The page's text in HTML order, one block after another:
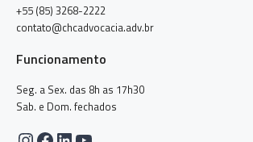
+55 (85) 3268-2222
contato@chcadvocacia.adv.br
Funcionamento
Seg. a Sex. das 8h as 17h30
Sab. e Dom. fechados